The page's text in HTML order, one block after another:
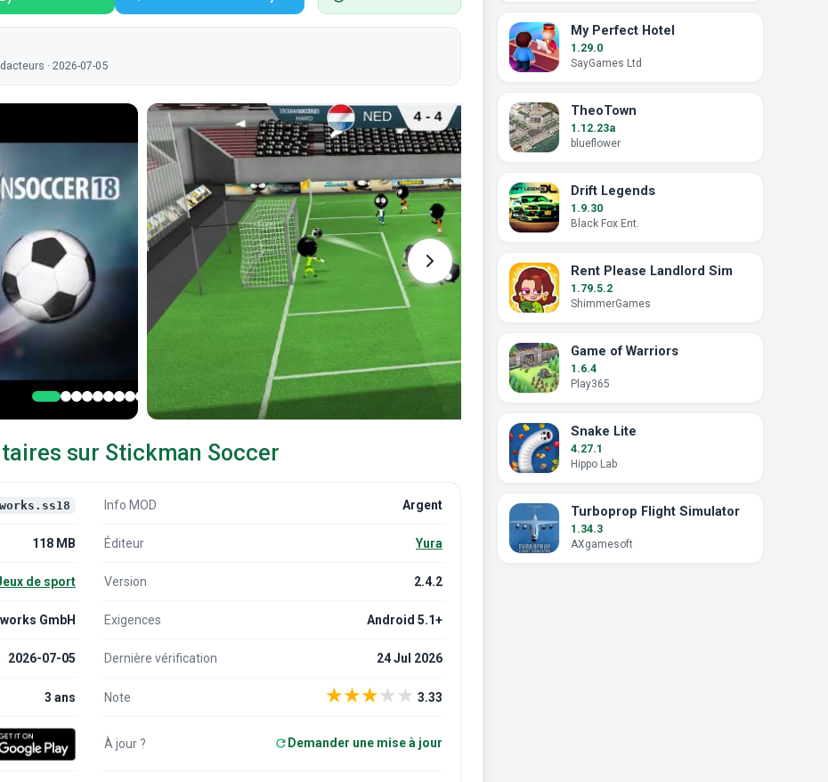
· 2026-07-05
sur Stickman Soccer
Info MOD Argent
118 MB Éditeur Yura
de sport Version 2.4.2
GmbH Exigences Android 5.1+
2026-07-05 Dernière vérification 24 Jul 2026
3 ans Note ★★★★★ 3.33
À jour ? Demander une mise à jour
My Perfect Hotel
1.29.0
SayGames Ltd
TheoTown
1.12.23a
blueflower
Drift Legends
1.9.30
Black Fox Ent.
Rent Please Landlord Sim
1.79.5.2
ShimmerGames
Game of Warriors
1.6.4
Play365
Snake Lite
4.27.1
Hippo Lab
Turboprop Flight Simulator
1.34.3
AXgamesoft